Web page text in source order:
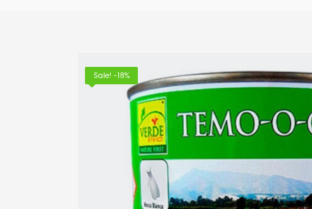
Sale! -18%